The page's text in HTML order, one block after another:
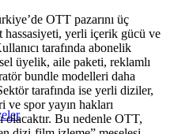
OTT pazarını üç
yerli içerik gücü ve
tarafında abonelik
üyelik, aile paketi, reklamlı
bundle modelleri daha
tarafında ise yerli diziler,
ve spor yayın hakları
olacaktır. Bu nedenle OTT,